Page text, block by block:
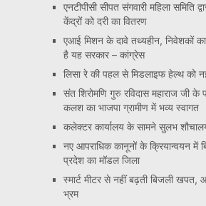
एनटीपीसी सीपत संगवारी महिला समिति
केंद्रों को दरी का वितरण
एआई मिशन के दावे तथ्यहीन, निवेशकों
है यह सरकार – कांग्रेस
लिसा रे की पहल से मिडलाइफ हेल्थ को
संत शिरोमणि गुरु रविदास महाराज जी के
कलश का भाजपा ग्रामीण में भव्य स्वागत
कलेक्टर कार्यालय के सामने सुलभ
नए आपराधिक कानूनों के क्रियान्वयन में
प्रदेश का मॉडल जिला
स्मार्ट मीटर से नहीं बढ़ती बिजली खपत,
भ्रम